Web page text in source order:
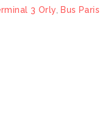
3 Orly
Bus Paris